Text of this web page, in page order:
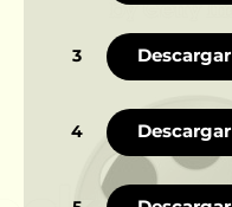
3 Descargar
4 Descargar